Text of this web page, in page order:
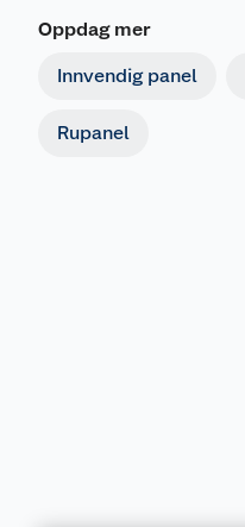
Oppdag mer
Innvendig panel
Rupanel